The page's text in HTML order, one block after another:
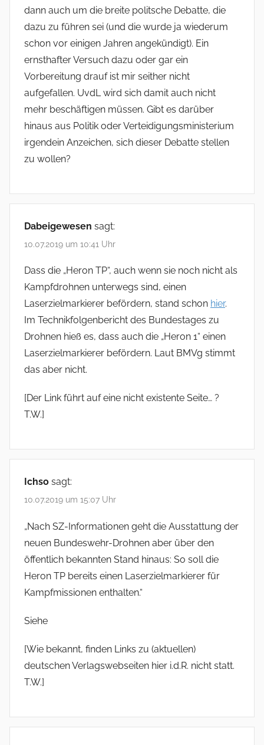
dann auch um die breite politsche Debatte, die
dazu zu führen sei (und die wurde ja wiederum
schon vor einigen Jahren angekündigt). Ein
ernsthafter Versuch dazu oder gar ein
Vorbereitung drauf ist mir seither nicht
aufgefallen. UvdL wird sich damit auch nicht
mehr beschäftigen müssen. Gibt es darüber
hinaus aus Politik oder Verteidigungsministerium
irgendein Anzeichen, sich dieser Debatte stellen
zu wollen?
Dabeigewesen sagt:
10.07.2019 um 10:41 Uhr
Dass die „Heron TP“, auch wenn sie noch nicht als
Kampfdrohnen unterwegs sind, einen
Laserzielmarkierer befördern, stand schon hier.
Im Technikfolgenbericht des Bundestages zu
Drohnen hieß es, dass auch die „Heron 1“ einen
Laserzielmarkierer befördern. Laut BMVg stimmt
das aber nicht.
[Der Link führt auf eine nicht existente Seite… ?
T.W.]
Ichso sagt:
10.07.2019 um 15:07 Uhr
„Nach SZ-Informationen geht die Ausstattung der
neuen Bundeswehr-Drohnen aber über den
öffentlich bekannten Stand hinaus: So soll die
Heron TP bereits einen Laserzielmarkierer für
Kampfmissionen enthalten.“
Siehe
[Wie bekannt, finden Links zu (aktuellen)
deutschen Verlagswebseiten hier i.d.R. nicht statt.
T.W.]